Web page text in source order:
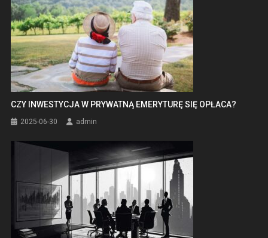
CZY INWESTYCJA W PRYWATNĄ EMERYTURĘ SIĘ OPŁACA?
2025-06-30 admin